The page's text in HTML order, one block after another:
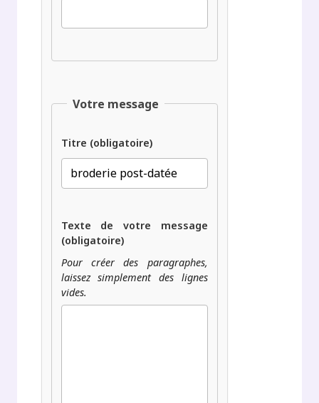
Votre message
Titre (obligatoire)
Texte de votre message
(obligatoire)
Pour créer des paragraphes,
laissez simplement des lignes
vides.